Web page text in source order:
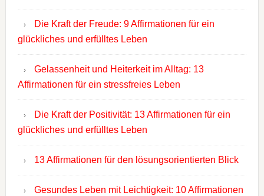
Die Kraft der Freude: 9 Affirmationen für ein
glückliches und erfülltes Leben
Gelassenheit und Heiterkeit im Alltag: 13
Affirmationen für ein stressfreies Leben
Die Kraft der Positivität: 13 Affirmationen für ein
glückliches und erfülltes Leben
13 Affirmationen für den lösungsorientierten Blick
Gesundes Leben mit Leichtigkeit: 10 Affirmationen